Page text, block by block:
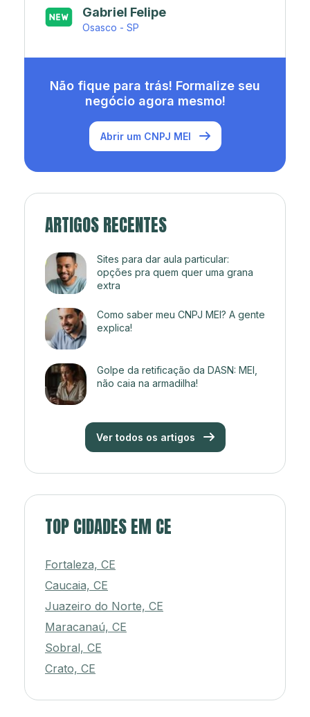
Japa’s açaí e sorveteria
Rio de Janeiro - RJ
Não fique para trás! Formalize seu
negócio agora mesmo!
Abrir um CNPJ MEI
ARTIGOS RECENTES
Sites para dar aula particular:
opções pra quem quer uma grana
extra
Como saber meu CNPJ MEI? A gente
explica!
Golpe da retificação da DASN: MEI,
não caia na armadilha!
Ver todos os artigos
TOP CIDADES EM CE
Fortaleza, CE
Caucaia, CE
Juazeiro do Norte, CE
Maracanaú, CE
Sobral, CE
Crato, CE